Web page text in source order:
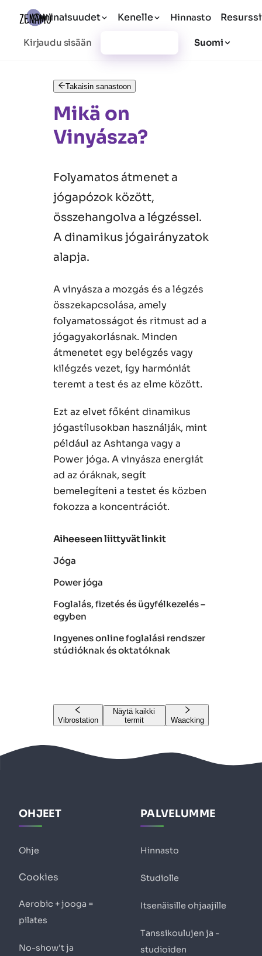
Ominaisuudet Kenelle Hinnasto
Kirjaudu sisään Suomi
Takaisin sanastoon
Mikä on
Vinyásza?
Folyamatos átmenet a
jógapózok között,
összehangolva a légzéssel.
A dinamikus jógairányzatok
alapja.
A vinyásza a mozgás és a légzés
összekapcsolása, amely
folyamatosságot és ritmust ad a
jógagyakorlásnak. Minden
átmenetet egy belégzés vagy
kilégzés vezet, így harmóniát
teremt a test és az elme között.
Ezt az elvet főként dinamikus
jógastílusokban használják, mint
például az Ashtanga vagy a
Power jóga. A vinyásza energiát
ad az óráknak, segít
bemelegíteni a testet és közben
fokozza a koncentrációt.
Aiheeseen liittyvät linkit
Jóga
Power jóga
Foglalás, fizetés és ügyfélkezelés –
egyben
Ingyenes online foglalási rendszer
stúdióknak és oktatóknak
Vibrostation
Näytä kaikki
termit
Waacking
OHJEET
Ohje
Cookies
Aerobic + jooga =
pilates
No-show't ja
PALVELUMME
Hinnasto
Studiolle
Itsenäisille ohjaajille
Tanssikoulujen ja -
studioiden